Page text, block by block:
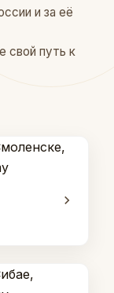
и за её
свой путь к